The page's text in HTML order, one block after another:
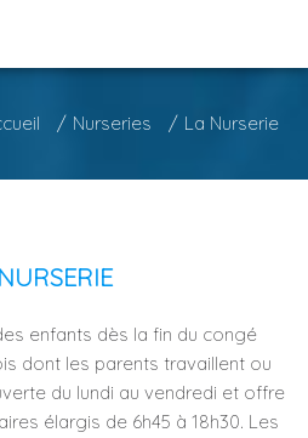
Nurseries La Nurserie
enfants dès la fin du congé
dont les parents travaillent ou
du lundi au vendredi et offre
élargis de 6h45 à 18h30. Les